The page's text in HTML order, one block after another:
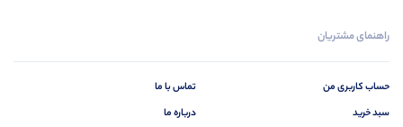
راهنمای مشتریان
حساب کاربری من
سبد خرید
تماس با ما
درباره ما